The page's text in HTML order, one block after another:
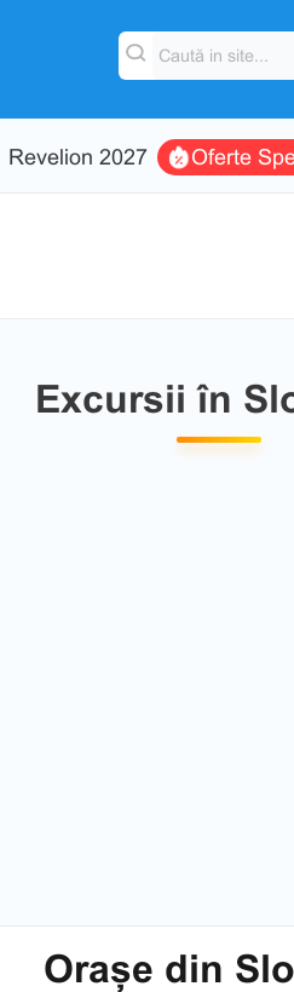
Revelion 2027 Oferte
Excursii în
Orașe din